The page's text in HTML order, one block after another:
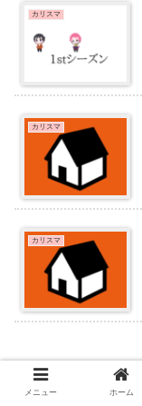
カリスマ
カリスマ
カリスマ
メニュー ホーム